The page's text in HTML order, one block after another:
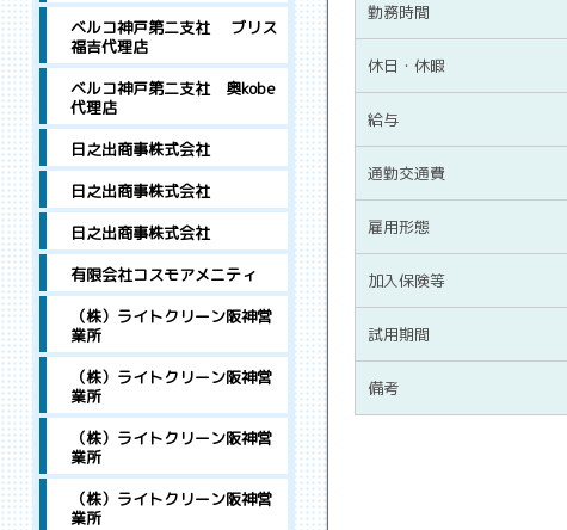
勤務時間
休日・休暇
給与
通勤交通費
雇用形態
加入保険等
試用期間
備考
ベルコ神戸第二支社 ブリス
福吉代理店
ベルコ神戸第二支社 奥kobe
代理店
日之出商事株式会社
日之出商事株式会社
日之出商事株式会社
有限会社コスモアメニティ
（株）ライトクリーン阪神営
業所
（株）ライトクリーン阪神営
業所
（株）ライトクリーン阪神営
業所
（株）ライトクリーン阪神営
業所